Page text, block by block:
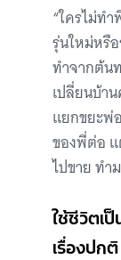
“ใครไม่ท
รุ่นใหม่หรื
ทำจากต้นท
เปลี่ยนบ้า
แยกขยะพ่
ของพี่ต่อ แ
ไปขาย ทำ
ใช้ชีวิตเ
เรื่องปกติ